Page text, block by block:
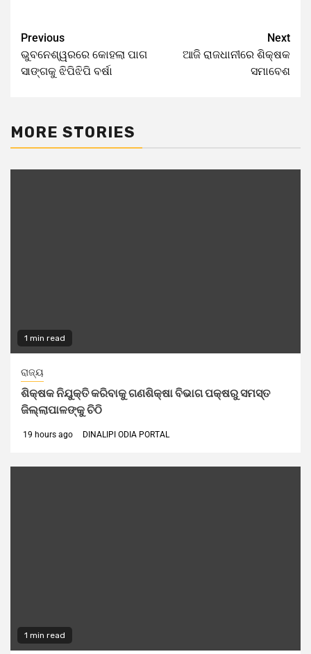
Continue
Reading
Previous
ଭୁବନେଶ୍ୱରରେ କୋହଲା ପାଗ
ସାଙ୍ଗକୁ ଝିପିଝିପି ବର୍ଷା
Next
ଆଜି ରାଜଧାନୀରେ ଶିକ୍ଷକ
ସମାବେଶ
MORE STORIES
1 min read
ରାଜ୍ୟ
ଶିକ୍ଷକ ନିଯୁକ୍ତି କରିବାକୁ ଗଣଶିକ୍ଷା ବିଭାଗ ପକ୍ଷରୁ ସମସ୍ତ
ଜିଲ୍ଲାପାଳଙ୍କୁ ଚିଠି
19 hours ago DINALIPI ODIA PORTAL
1 min read